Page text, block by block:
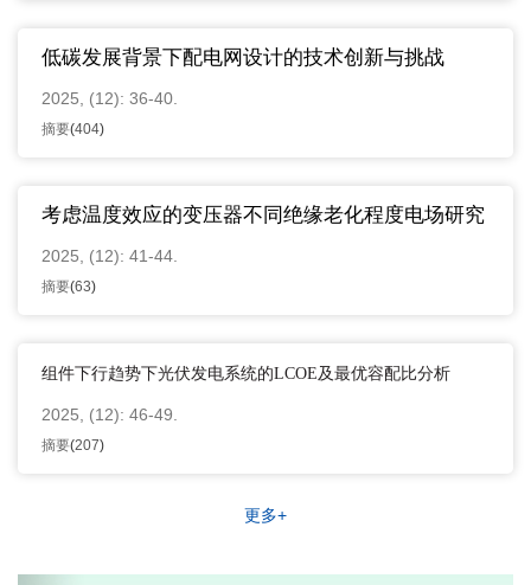
低碳发展背景下配电网设计的技术创新与挑战
2025, (12): 36-40.
摘要(404)
考虑温度效应的变压器不同绝缘老化程度电场研究
2025, (12): 41-44.
摘要(63)
组件下行趋势下光伏发电系统的LCOE及最优容配比分析
2025, (12): 46-49.
摘要(207)
更多+